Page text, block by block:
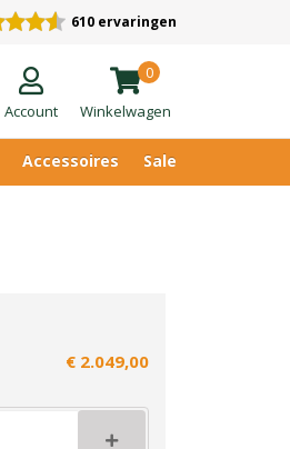
610 ervaringen
Account
0
Winkelwagen
Accessoires Sale
€ 2.049,00